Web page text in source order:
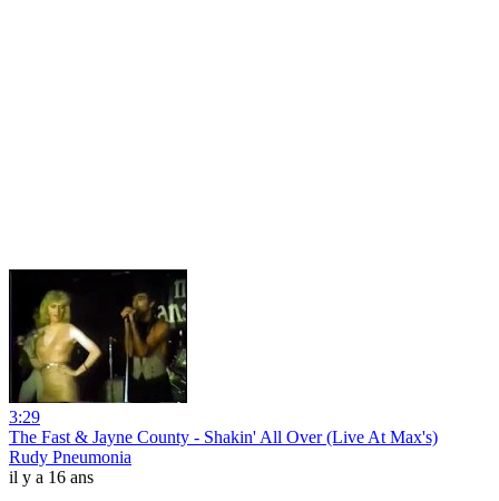
3:29
The Fast & Jayne County - Shakin' All Over (Live At Max's)
Rudy Pneumonia
il y a 16 ans